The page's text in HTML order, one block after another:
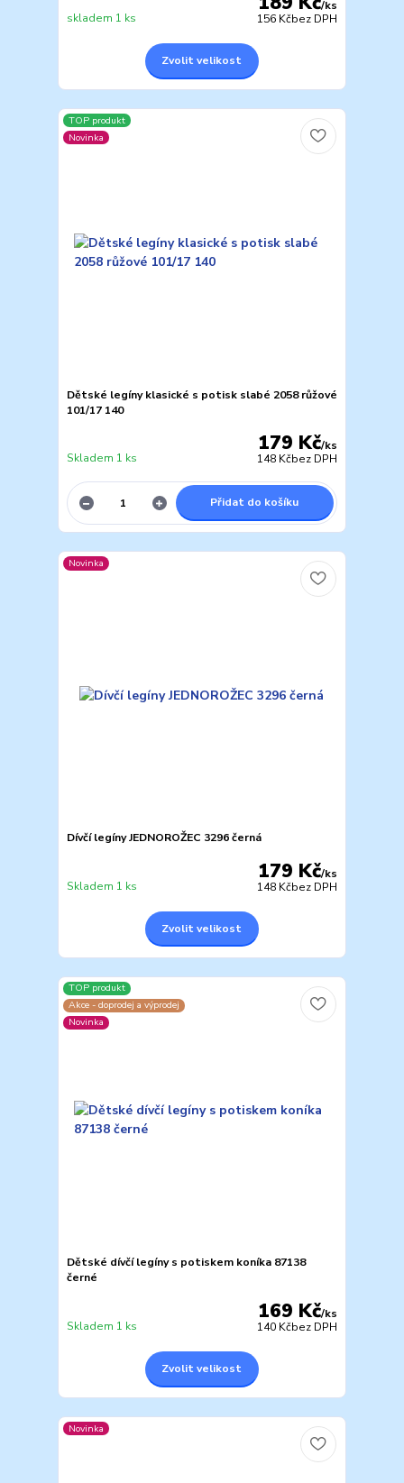
/ks
156 Kčbez DPH
skladem 1 ks
Zvolit velikost
TOP produkt
Novinka
Dětské legíny klasické s potisk slabé 2058 růžové
101/17 140
179 Kč/ks
148 Kčbez DPH
Skladem 1 ks
Přidat do košíku
Novinka
Dívčí legíny JEDNOROŽEC 3296 černá
179 Kč/ks
148 Kčbez DPH
Skladem 1 ks
Zvolit velikost
TOP produkt
Akce - doprodej a výprodej
Novinka
Dětské dívčí legíny s potiskem koníka 87138
černé
169 Kč/ks
140 Kčbez DPH
Skladem 1 ks
Zvolit velikost
Novinka